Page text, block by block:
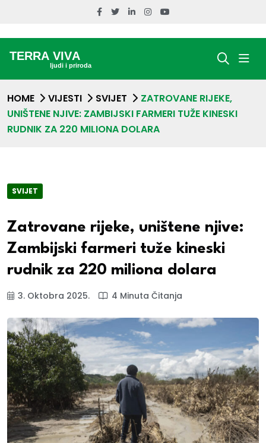
HOME VIJESTI SVIJET
ZATROVANE RIJEKE,
UNIŠTENE NJIVE: ZAMBIJSKI FARMERI TUŽE KINESKI
RUDNIK ZA 220 MILIONA DOLARA
SVIJET
Zatrovane rijeke, uništene njive:
Zambijski farmeri tuže kineski
rudnik za 220 miliona dolara
3. Oktobra 2025. 4 Minuta Čitanja